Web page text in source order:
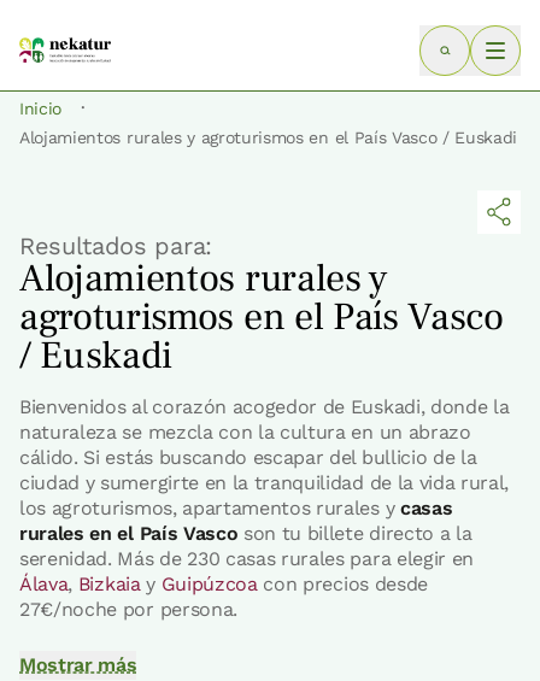
Inicio ·
Alojamientos rurales y agroturismos en el País Vasco / Euskadi
Resultados para:
Alojamientos rurales y
agroturismos en el País Vasco
/ Euskadi
Bienvenidos al corazón acogedor de Euskadi, donde la
naturaleza se mezcla con la cultura en un abrazo
cálido. Si estás buscando escapar del bullicio de la
ciudad y sumergirte en la tranquilidad de la vida rural,
los agroturismos, apartamentos rurales y casas
rurales en el País Vasco son tu billete directo a la
serenidad. Más de 230 casas rurales para elegir en
Álava, Bizkaiay Guipúzcoacon precios desde
27€/noche por persona.
Mostrar más